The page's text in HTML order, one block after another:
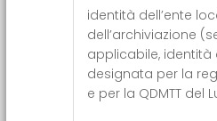
identità dell’ente
dell’archiviazione
applicabile, identità
designata per la
e per la QDMTT del